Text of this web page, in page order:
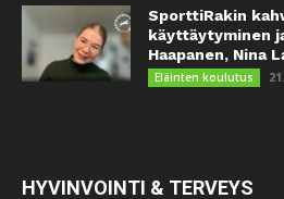
SporttiRakin
käyttäytyminen
Haapanen, Nina
Eläinten koulutus
HYVINVOINTI & TERVEYS